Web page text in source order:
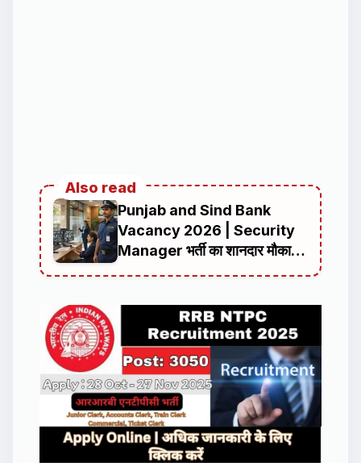
Also read
Punjab and Sind Bank
Vacancy 2026 | Security
Manager भर्ती का शानदार मौका,
ऑनलाइन आवेदन की पूरी जानकारी